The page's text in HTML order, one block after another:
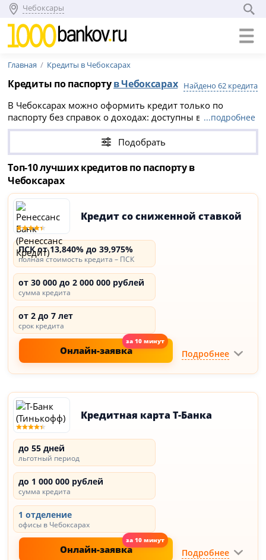
Чебоксары
Главная Кредиты в Чебоксарах
Кредиты по паспортув Чебоксарах Найдено 62 кредита
В Чебоксарах можно оформить кредит только по
паспорту без справок о доходах: доступны варианты с
суммами до 40 000 000 рублей, сроками от 1 дней до 15
лет и ПСК от 13.84% до 69.53% годовых. Для получения
выгодного кредита наличными достаточно заполнить
онлайн-заявку — деньги можно получить быстро и
удобно, без дополнительных документов, в день
оформления в банках Чебоксар.
...подробнее
Подобрать
Топ-10 лучших кредитов по паспорту в
Чебоксарах
Кредит со сниженной ставкой
ПСК от 13,840% до 39,975%
полная стоимость кредита – ПСК
от 30 000 до 2 000 000 рублей
сумма кредита
от 2 до 7 лет
срок кредита
Онлайн-заявка Подробнее
Кредитная карта Т-Банка
до 55 дней
льготный период
до 1 000 000 рублей
сумма кредита
1 отделение
офисы в Чебоксарах
Онлайн-заявка Подробнее